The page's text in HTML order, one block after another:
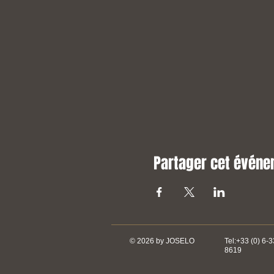
Partager cet
© 2026 by JOSELO
Tel:+33 (0) 6-
8619